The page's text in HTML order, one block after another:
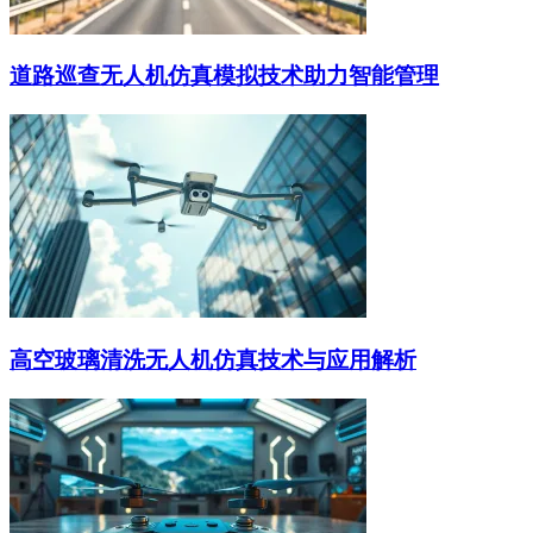
道路巡查无人机仿真模拟技术助力智能管理
高空玻璃清洗无人机仿真技术与应用解析